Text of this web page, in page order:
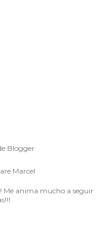
Blogger
Marcel
Me anima mucho a seguir